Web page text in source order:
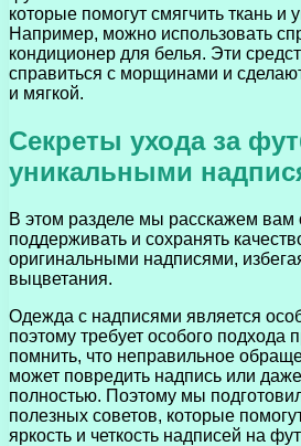
которые помогут смягчить ткань и
Например, можно использовать
кондиционер для белья. Эти
справиться с морщинами и
и мягкой.
Секреты ухода за
уникальными
В этом разделе мы расскажем вам
поддерживать и сохранять
оригинальными надписями,
выцветания.
Одежда с надписями является
поэтому требует особого подхода
помнить, что неправильное
может повредить надпись или
полностью. Поэтому мы
полезных советов, которые
яркость и четкость надписей на